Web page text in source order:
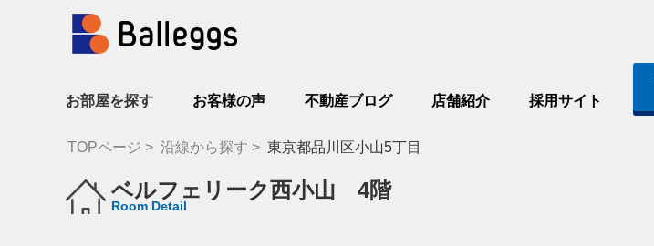
お部屋を探す お客様の声 不動産ブログ 店舗紹介 採用サイト
TOPページ 沿線から探す 東京都品川区小山5丁目
ベルフェリーク西小山 4階
Room Detail